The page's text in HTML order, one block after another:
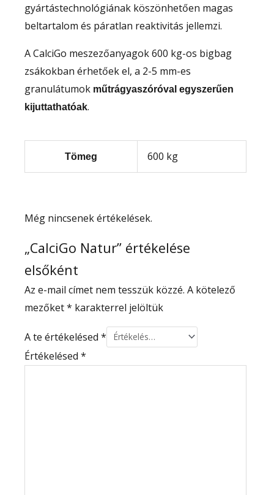
gyártástechnológiának köszönhetően magas
beltartalom és páratlan reaktivitás jellemzi.
A CalciGo meszezőanyagok 600 kg-os bigbag
zsákokban érhetőek el, a 2-5 mm-es
granulátumok műtrágyaszóróval egyszerűen
kijuttathatóak.
Tömeg 600 kg
Még nincsenek értékelések.
„CalciGo Natur” értékelése
elsőként
Az e-mail címet nem tesszük közzé. A kötelező
mezőket* karakterrel jelöltük
A te értékelésed *
Értékelésed *